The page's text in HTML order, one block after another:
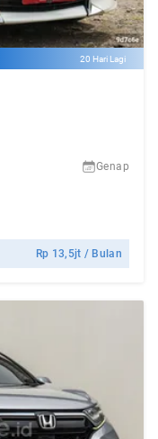
20 Hari Lagi
Genap
Rp 13,5jt / Bulan